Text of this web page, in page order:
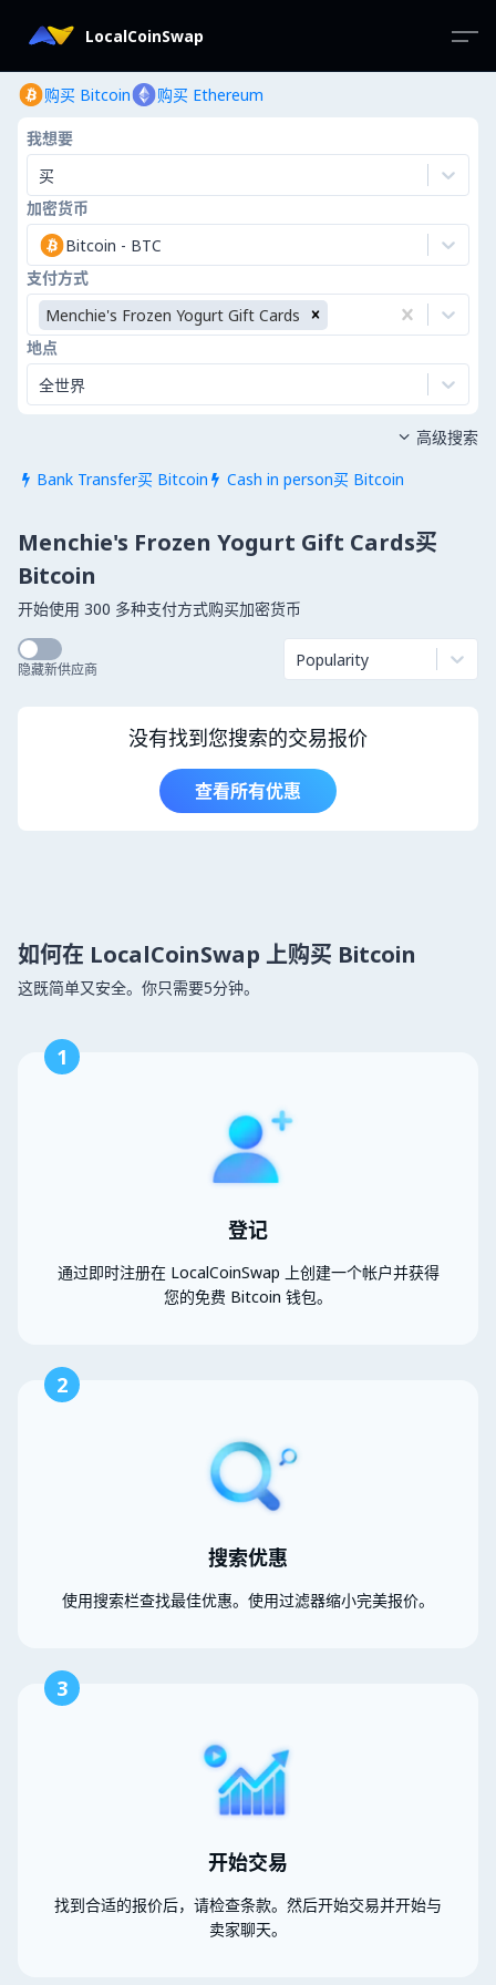
LocalCoinSwap
购买 Bitcoin 购买 Ethereum
我想要
买
加密货币
Bitcoin - BTC
支付方式
Menchie's Frozen Yogurt Gift Cards
地点
全世界
 Bank Transfer买 Bitcoin  Cash in person买 Bitcoin
 高级搜索
Menchie's Frozen Yogurt Gift Cards买
Bitcoin
开始使用 300 多种支付方式购买加密货币
隐藏新供应商 Popularity
没有找到您搜索的交易报价
查看所有优惠
如何在 LocalCoinSwap 上购买 Bitcoin
这既简单又安全。你只需要5分钟。
1
登记
通过即时注册在 LocalCoinSwap 上创建一个帐户并获得
您的免费 Bitcoin 钱包。
2
搜索优惠
使用搜索栏查找最佳优惠。使用过滤器缩小完美报价。
3
开始交易
找到合适的报价后，请检查条款。然后开始交易并开始与
卖家聊天。